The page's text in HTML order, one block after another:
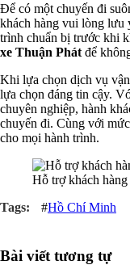
Để có một chuyến đi
khách hàng vui lòng lưu
trình chuẩn bị trước khi
xe Thuận Phát để
Khi lựa chọn dịch vụ
lựa chọn đáng tin cậy.
chuyên nghiệp, hành
chuyến đi. Cùng với
cho mọi hành trình.
Hỗ trợ khách
#Hồ Chí Minh
Bài viết tương tự